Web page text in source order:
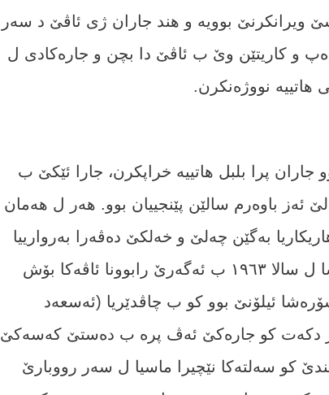
ویرانکرنێ بوویە و ھند جاران ژی ئاڤێ د سەر
و کاریتێن وێ ب ئاڤێ دا بچن و جارەکادی ل
نووژەنکرن.
پرا بلبل ھاتییە خراپکرن، جارا ئێکێ ب
ئەز باوەرم سالێن پێنجییان بوو. ھەر ل ھەمان
بەگێن چەلێ و خەلکێ دەڤەرا بەروارییا
ونێروەییا ئەڤ پرە ھاتە نووژەنکر. ھەروەسا ل سالا ١٩٦٣ ب ئەگەرێ رابوونا ئاڤەکا بۆش
ئیلۆنێ بوو کو ب چاڤدێریا (ئەسعەد
دکەت کو جارەکێ ئەڤ پرە ب دەستێ کەسەکێ
کو سەلتەکا نێچیرا ماسیا ل سەر رووبارێ